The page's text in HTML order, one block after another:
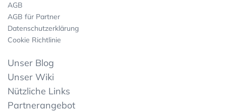
AGB
AGB für Partner
Datenschutzerklärung
Cookie Richtlinie
Unser Blog
Unser Wiki
Nützliche Links
Partnerangebot